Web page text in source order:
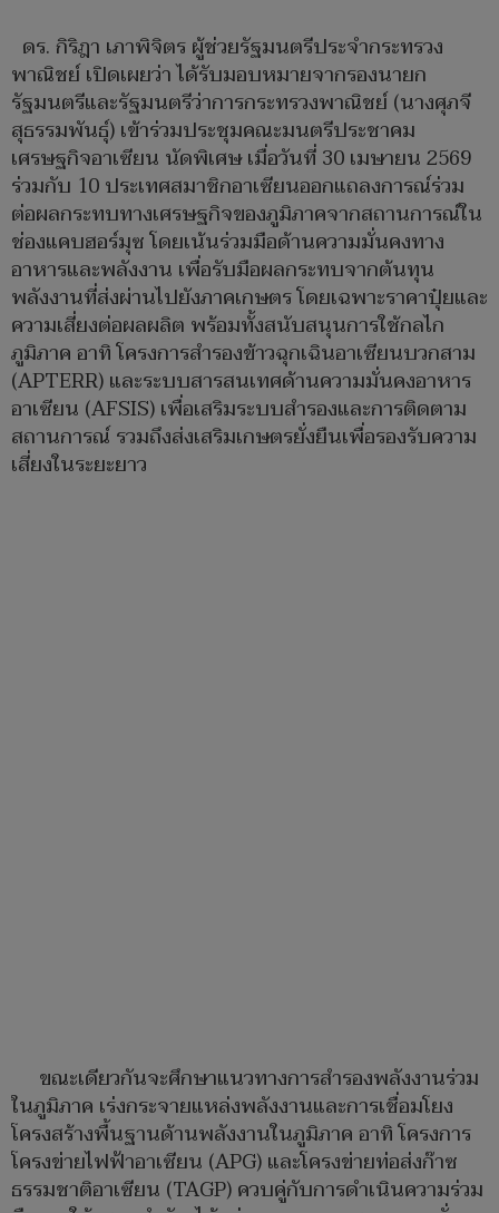
ดร. กิริฎา เภาพิจิตร ผู้ช่วยรัฐมนตรีประจำกระทรวง
พาณิชย์ เปิดเผยว่า ได้รับมอบหมายจากรองนายก
รัฐมนตรีและรัฐมนตรีว่าการกระทรวงพาณิชย์ (นางศุภจี
สุธรรมพันธุ์) เข้าร่วมประชุมคณะมนตรีประชาคม
เศรษฐกิจอาเซียน นัดพิเศษ เมื่อวันที่ 30 เมษายน 2569
ร่วมกับ 10 ประเทศสมาชิกอาเซียนออกแถลงการณ์ร่วม
ต่อผลกระทบทางเศรษฐกิจของภูมิภาคจากสถานการณ์ใน
ช่องแคบฮอร์มุซ โดยเน้นร่วมมือด้านความมั่นคงทาง
อาหารและพลังงาน เพื่อรับมือผลกระทบจากต้นทุน
พลังงานที่ส่งผ่านไปยังภาคเกษตร โดยเฉพาะราคาปุ๋ยและ
ความเสี่ยงต่อผลผลิต พร้อมทั้งสนับสนุนการใช้กลไก
ภูมิภาค อาทิ โครงการสำรองข้าวฉุกเฉินอาเซียนบวกสาม
(APTERR) และระบบสารสนเทศด้านความมั่นคงอาหาร
อาเซียน (AFSIS) เพื่อเสริมระบบสำรองและการติดตาม
สถานการณ์ รวมถึงส่งเสริมเกษตรยั่งยืนเพื่อรองรับความ
เสี่ยงในระยะยาว
ขณะเดียวกันจะศึกษาแนวทางการสำรองพลังงานร่วม
ในภูมิภาค เร่งกระจายแหล่งพลังงานและการเชื่อมโยง
โครงสร้างพื้นฐานด้านพลังงานในภูมิภาค อาทิ โครงการ
โครงข่ายไฟฟ้าอาเซียน (APG) และโครงข่ายท่อส่งก๊าซ
ธรรมชาติอาเซียน (TAGP) ควบคู่กับการดำเนินความร่วม